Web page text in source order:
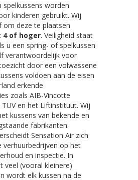
spelkussens worden
kinderen gebruikt. Wij
om deze te plaatsen
4 of hoger. Veiligheid staat
u een spring- of spelkussen
verantwoordelijk voor
door een volwassene
voldoen aan de eisen
erkende
zoals AIB-Vincotte
TUV en het Liftinstituut. Wij
kussens van bekende en
fabrikanten.
Sensation Air zich
verhuurbedrijven op het
en inspectie. In
veel (vooral kleinere)
wordt elk kussen na de